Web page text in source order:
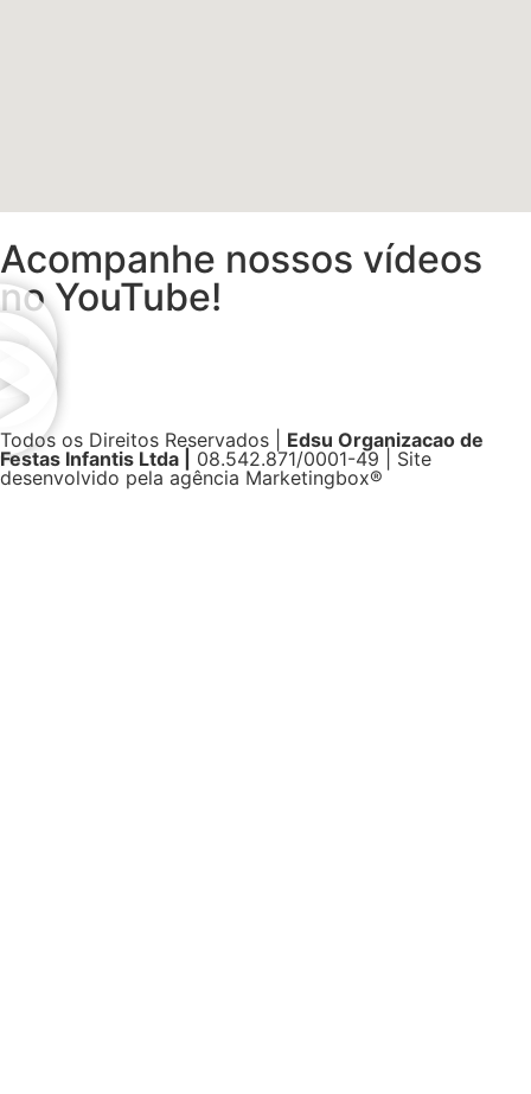
Acompanhe nossos vídeos
no YouTube!
Todos os Direitos Reservados | Edsu Organizacao de
Festas Infantis Ltda |
08.542.871/0001-49 | Site
desenvolvido pela agência Marketingbox®